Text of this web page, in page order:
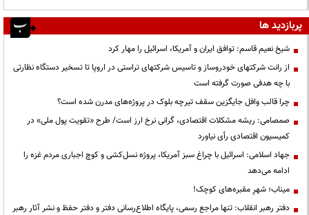
پربازدید ها
شیخ نعیم قاسم: توافق ایران و آمریکا، اسرائیل را مهار کرد
از رانت‌ شرکتهای خودروساز و تاسیس شرکتهای تراستی در اروپا تا تسخیر دستگاه نظارتی
با چه هدفی صورت گرفته است
چرا قالب وافل جایگزین سقف تیرچه بلوک در پروژه‌های مدرن شده است؟
صمصامی: ریشه مشکلات اقتصادی، گرانی نرخ ارز است/ طرح «تقویت پول ملی» در
کمیسیون اقتصادی رأی نیاورد
جهاد اسلامی: اسرائیل با چراغ سبز آمریکا، پروژه نسل‌کشی و کوچ اجباری مردم غزه را
ادامه می‌دهد
میناب؛ شهرِ مقبره‌های کوچک!
دفتر رهبر انقلاب: تنها مراجع رسمی، پایگاه اطلاع‌رسانی دفتر و دفتر حفظ و نشر آثار رهبر